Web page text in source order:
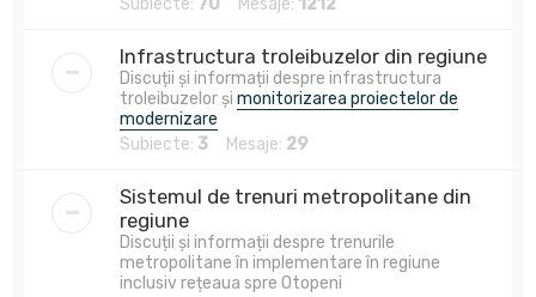
Subiecte: 70 Mesaje: 1212
Infrastructura troleibuzelor din regiune
Discuții și informații despre infrastructura
troleibuzelor și monitorizarea proiectelor de
modernizare
Subiecte: 3 Mesaje: 29
Sistemul de trenuri metropolitane din
regiune
Discuții și informații despre trenurile
metropolitane în implementare în regiune
inclusiv rețeaua spre Otopeni